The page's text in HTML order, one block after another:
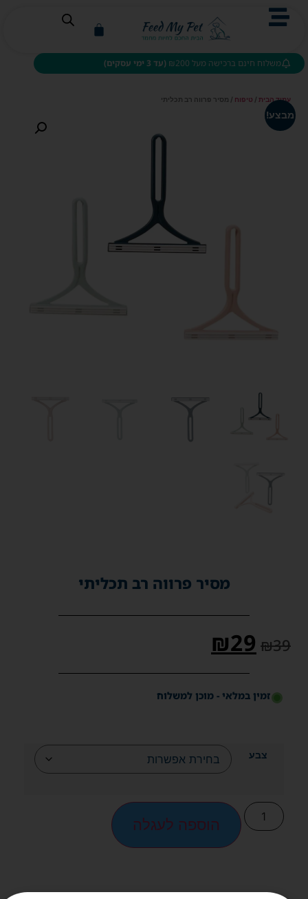
משלוח חינם ברכישה מעל ₪200 (עד 3 ימי עסקים)
מסיר פרווה רב תכליתי
₪39
₪29
זמין במלאי - מוכן למשלוח
צבע
הוספה לעגלה
עמוד הבית / טיפוח / מסיר פרווה רב תכליתי
מבצע!